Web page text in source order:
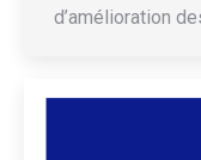
d’amélioration